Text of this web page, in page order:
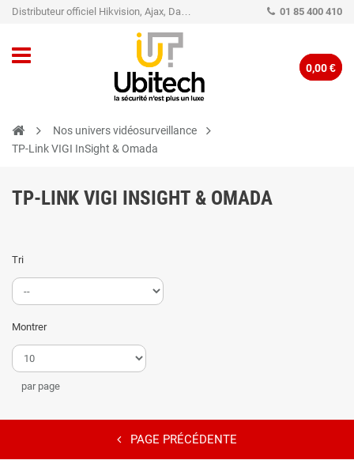
Distributeur officiel Hikvision, Ajax, Dahua, TP-Link - Caméra de vidéo surveillance - Alarme 01 85 400 410
0,00 €
Nos univers vidéosurveillance
TP-Link VIGI InSight & Omada
TP-LINK VIGI INSIGHT & OMADA
Tri
Montrer
par page
PAGE PRÉCÉDENTE